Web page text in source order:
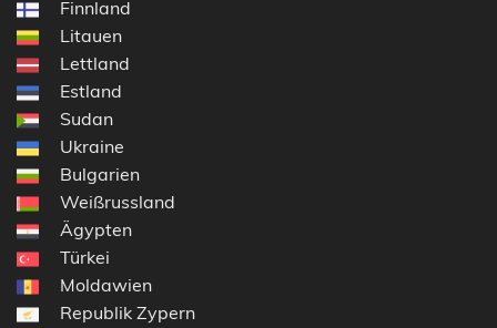
Finnland
Litauen
Lettland
Estland
Sudan
Ukraine
Bulgarien
Weißrussland
Ägypten
Türkei
Moldawien
Republik Zypern